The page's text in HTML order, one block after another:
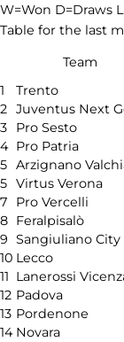
W=Won D=Draws
Table for the last
Team
1
Trento
2 Juventus Next
3
Pro Sesto
4 Pro Patria
5 Arzignano
5 Virtus Verona
7
Pro Vercelli
8 Feralpisalò
9 Sangiuliano City
10 Lecco
11 Lanerossi
12 Padova
13 Pordenone
14 Novara